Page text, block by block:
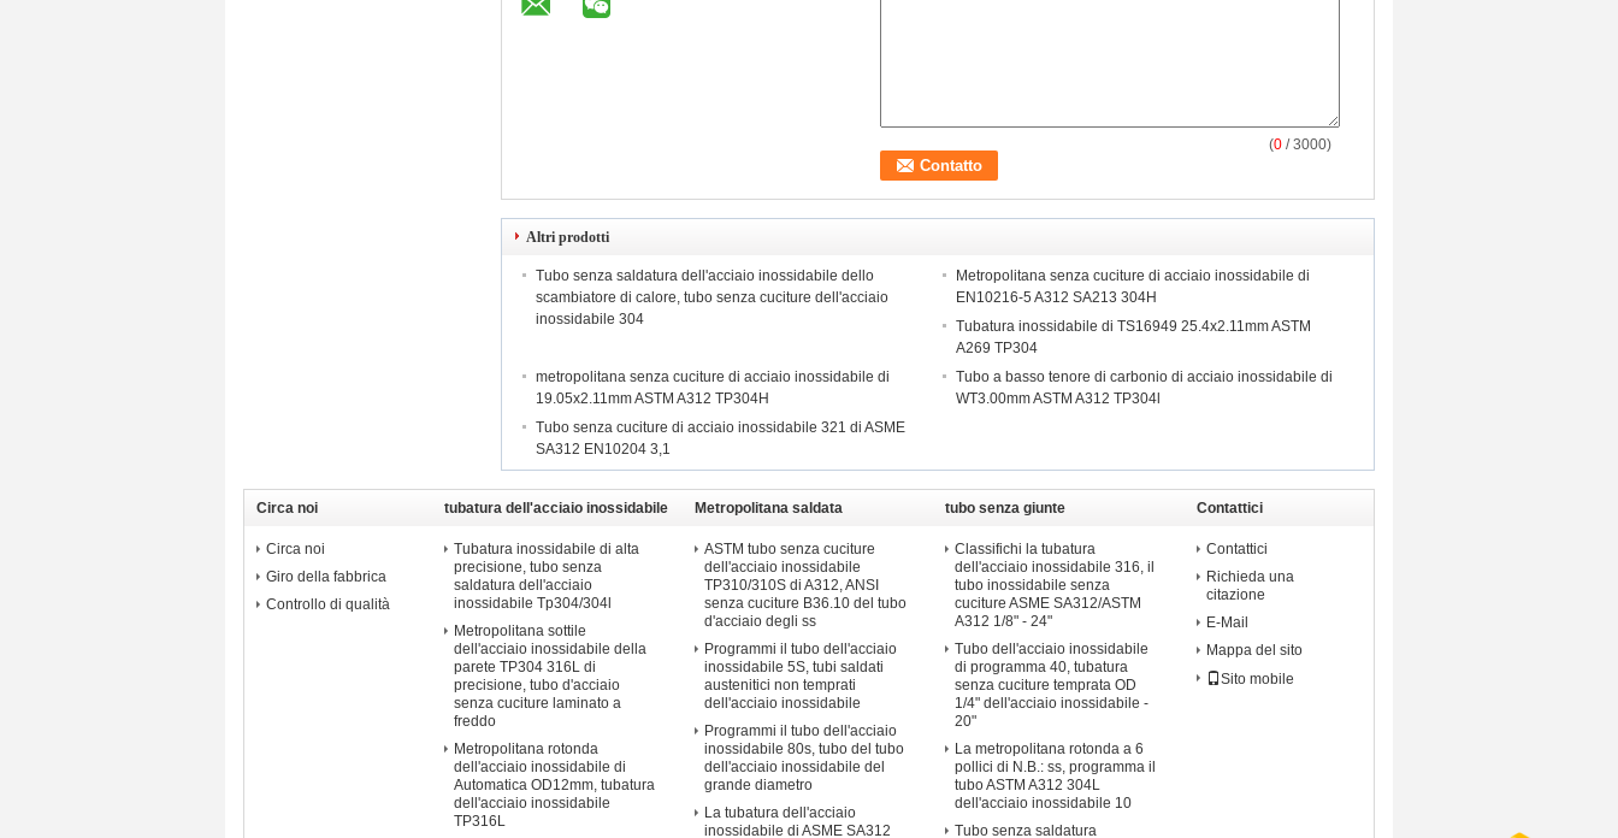
(0 / 3000)
Altri prodotti
Tubo senza saldatura dell'acciaio inossidabile dello
scambiatore di calore, tubo senza cuciture dell'acciaio
inossidabile 304
Metropolitana senza cuciture di acciaio inossidabile di
EN10216-5 A312 SA213 304H
Tubatura inossidabile di TS16949 25.4x2.11mm ASTM
A269 TP304
metropolitana senza cuciture di acciaio inossidabile di
19.05x2.11mm ASTM A312 TP304H
Tubo a basso tenore di carbonio di acciaio inossidabile di
WT3.00mm ASTM A312 TP304l
Tubo senza cuciture di acciaio inossidabile 321 di ASME
SA312 EN10204 3,1
Circa noi
Circa noi
Giro della fabbrica
Controllo di qualità
tubatura dell'acciaio inossidabile
di precisione
Tubatura inossidabile di alta
precisione, tubo senza
saldatura dell'acciaio
inossidabile Tp304/304l
Metropolitana sottile
dell'acciaio inossidabile della
parete TP304 316L di
precisione, tubo d'acciaio
senza cuciture laminato a
freddo
Metropolitana rotonda
dell'acciaio inossidabile di
Automatica OD12mm, tubatura
dell'acciaio inossidabile
TP316L
Metropolitana saldata
dell'acciaio inossidabile
ASTM tubo senza cuciture
dell'acciaio inossidabile
TP310/310S di A312, ANSI
senza cuciture B36.10 del tubo
d'acciaio degli ss
Programmi il tubo dell'acciaio
inossidabile 5S, tubi saldati
austenitici non temprati
dell'acciaio inossidabile
Programmi il tubo dell'acciaio
inossidabile 80s, tubo del tubo
dell'acciaio inossidabile del
grande diametro
La tubatura dell'acciaio
inossidabile di ASME SA312
tubo senza giunte
dell&#39;acciaio inossidabile
Classifichi la tubatura
dell'acciaio inossidabile 316, il
tubo inossidabile senza
cuciture ASME SA312/ASTM
A312 1/8" - 24"
Tubo dell'acciaio inossidabile
di programma 40, tubatura
senza cuciture temprata OD
1/4" dell'acciaio inossidabile -
20"
La metropolitana rotonda a 6
pollici di N.B.: ss, programma il
tubo ASTM A312 304L
dell'acciaio inossidabile 10
Tubo senza saldatura
Contattici
Contattici
Richieda una
citazione
E-Mail
Mappa del sito
Sito mobile